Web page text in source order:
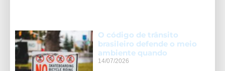
O código de trânsito
brasileiro defende o meio
ambiente quando
14/07/2026